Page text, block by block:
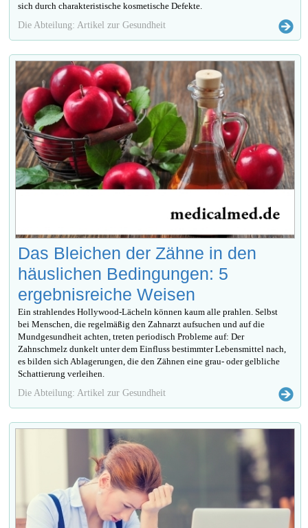
sich durch charakteristische kosmetische Defekte.
Die Abteilung: Artikel zur Gesundheit
Das Bleichen der Zähne in den
häuslichen Bedingungen: 5
ergebnisreiche Weisen
Ein strahlendes Hollywood-Lächeln können kaum alle prahlen. Selbst
bei Menschen, die regelmäßig den Zahnarzt aufsuchen und auf die
Mundgesundheit achten, treten periodisch Probleme auf: Der
Zahnschmelz dunkelt unter dem Einfluss bestimmter Lebensmittel nach,
es bilden sich Ablagerungen, die den Zähnen eine grau- oder gelbliche
Schattierung verleihen.
Die Abteilung: Artikel zur Gesundheit